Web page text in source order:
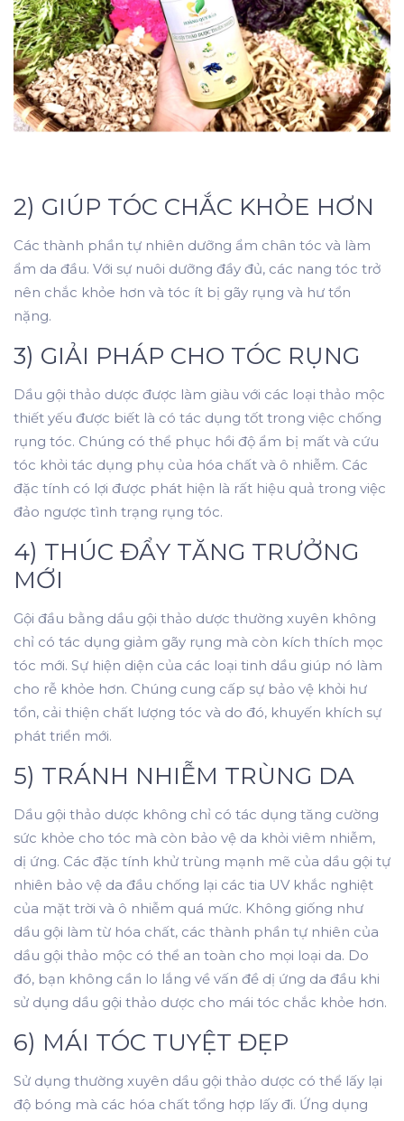
2) GIÚP TÓC CHẮC KHỎE HƠN
Các thành phần tự nhiên dưỡng ẩm chân tóc và làm
ẩm da đầu. Với sự nuôi dưỡng đầy đủ, các nang tóc trở
nên chắc khỏe hơn và tóc ít bị gãy rụng và hư tổn
nặng.
3) GIẢI PHÁP CHO TÓC RỤNG
Dầu gội thảo dược được làm giàu với các loại thảo mộc
thiết yếu được biết là có tác dụng tốt trong việc chống
rụng tóc. Chúng có thể phục hồi độ ẩm bị mất và cứu
tóc khỏi tác dụng phụ của hóa chất và ô nhiễm. Các
đặc tính có lợi được phát hiện là rất hiệu quả trong việc
đảo ngược tình trạng rụng tóc.
4) THÚC ĐẨY TĂNG TRƯỞNG
MỚI
Gội đầu bằng dầu gội thảo dược thường xuyên không
chỉ có tác dụng giảm gãy rụng mà còn kích thích mọc
tóc mới. Sự hiện diện của các loại tinh dầu giúp nó làm
cho rễ khỏe hơn. Chúng cung cấp sự bảo vệ khỏi hư
tổn, cải thiện chất lượng tóc và do đó, khuyến khích sự
phát triển mới.
5) TRÁNH NHIỄM TRÙNG DA
Dầu gội thảo dược không chỉ có tác dụng tăng cường
sức khỏe cho tóc mà còn bảo vệ da khỏi viêm nhiễm,
dị ứng. Các đặc tính khử trùng mạnh mẽ của dầu gội tự
nhiên bảo vệ da đầu chống lại các tia UV khắc nghiệt
của mặt trời và ô nhiễm quá mức. Không giống như
dầu gội làm từ hóa chất, các thành phần tự nhiên của
dầu gội thảo mộc có thể an toàn cho mọi loại da. Do
đó, bạn không cần lo lắng về vấn đề dị ứng da đầu khi
sử dụng dầu gội thảo dược cho mái tóc chắc khỏe hơn.
6) MÁI TÓC TUYỆT ĐẸP
Sử dụng thường xuyên dầu gội thảo dược có thể lấy lại
độ bóng mà các hóa chất tổng hợp lấy đi. Ứng dụng